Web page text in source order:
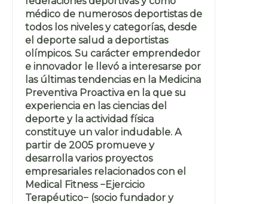
médico de numerosos deportistas de
todos los niveles y categorías, desde
el deporte salud a deportistas
olímpicos. Su carácter emprendedor
e innovador le llevó a interesarse por
las últimas tendencias en la Medicina
Preventiva Proactiva en la que su
experiencia en las ciencias del
deporte y la actividad física
constituye un valor indudable. A
partir de 2005 promueve y
desarrolla varios proyectos
empresariales relacionados con el
Medical Fitness −Ejercicio
Terapéutico− (socio fundador y